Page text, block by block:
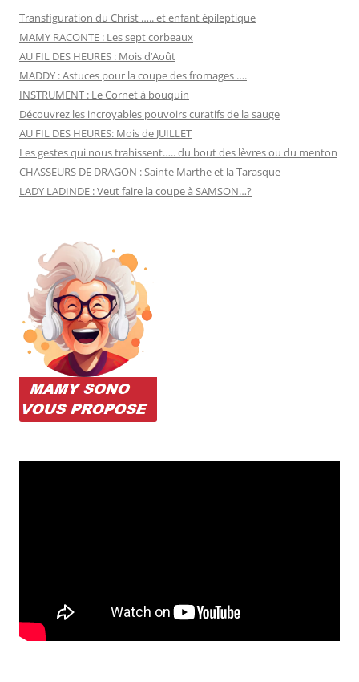
Transfiguration du Christ ….. et enfant épileptique
MAMY RACONTE : Les sept corbeaux
AU FIL DES HEURES : Mois d’Août
MADDY : Astuces pour la coupe des fromages ….
INSTRUMENT : Le Cornet à bouquin
Découvrez les incroyables pouvoirs curatifs de la sauge
AU FIL DES HEURES: Mois de JUILLET
Les gestes qui nous trahissent….. du bout des lèvres ou du menton
CHASSEURS DE DRAGON : Sainte Marthe et la Tarasque
LADY LADINDE : Veut faire la coupe à SAMSON…?